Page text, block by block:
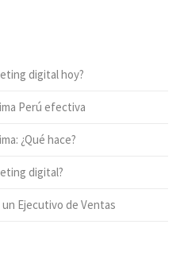
digital hoy?
Perú efectiva
¿Qué hace?
digital?
Ejecutivo de Ventas